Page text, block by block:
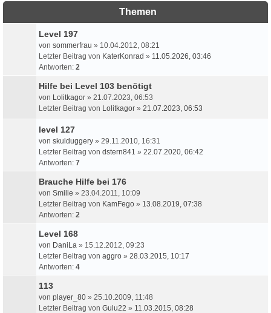
Themen
Level 197
von sommerfrau » 10.04.2012, 08:21
Letzter Beitrag von KaterKonrad » 11.05.2026, 03:46
Antworten: 2
Hilfe bei Level 103 benötigt
von Lolitkagor » 21.07.2023, 06:53
Letzter Beitrag von Lolitkagor » 21.07.2023, 06:53
level 127
von skulduggery » 29.11.2010, 16:31
Letzter Beitrag von dstern841 » 22.07.2020, 06:42
Antworten: 7
Brauche Hilfe bei 176
von Smilie » 23.04.2011, 10:09
Letzter Beitrag von KamFego » 13.08.2019, 07:38
Antworten: 2
Level 168
von DaniLa » 15.12.2012, 09:23
Letzter Beitrag von aggro » 28.03.2015, 10:17
Antworten: 4
113
von player_80 » 25.10.2009, 11:48
Letzter Beitrag von Gulu22 » 11.03.2015, 08:28